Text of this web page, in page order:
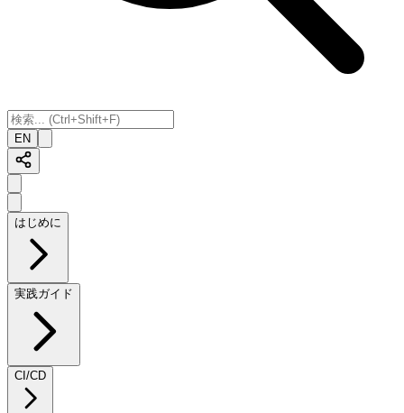
EN
はじめに
実践ガイド
CI/CD